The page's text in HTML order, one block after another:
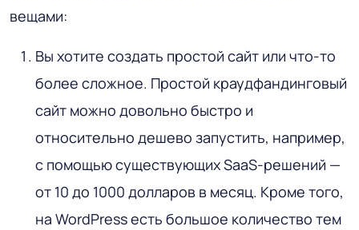
вещами:
Вы хотите создать простой сайт или что-то
более сложное. Простой краудфандинговый
сайт можно довольно быстро и
относительно дешево запустить, например,
с помощью существующих SaaS-решений —
от 10 до 1000 долларов в месяц. Кроме того,
на WordPress есть большое количество тем